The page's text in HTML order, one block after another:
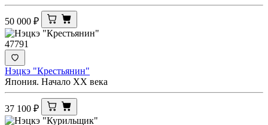
50 000 ₽
47791
Нэцкэ "Крестьянин"
Япония. Начало XX века
37 100 ₽